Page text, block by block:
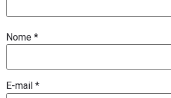
Nome *
E-mail *